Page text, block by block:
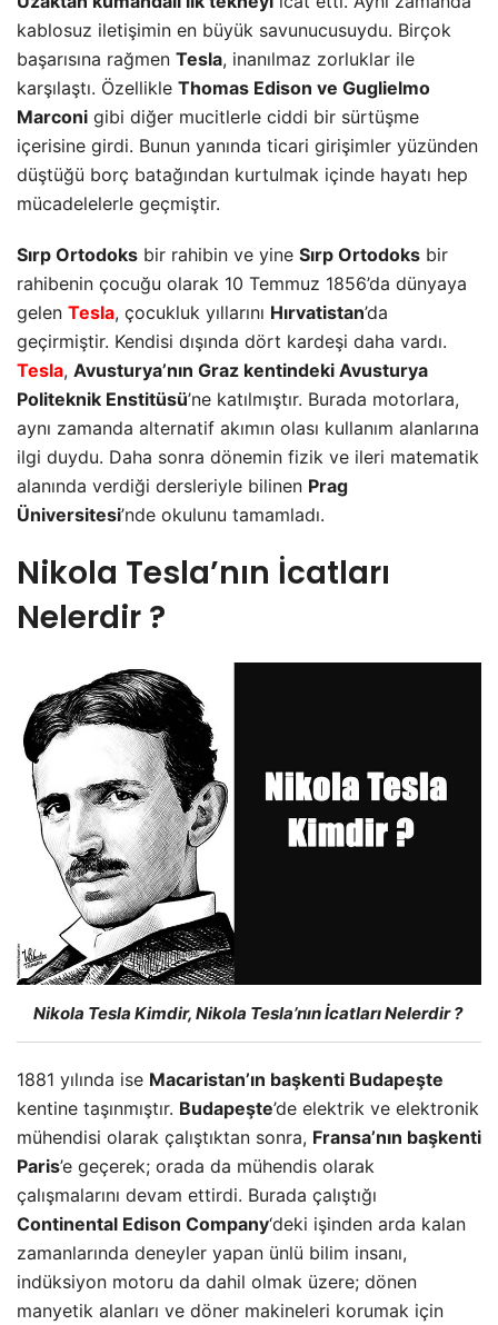
kablosuz iletişimin en büyük savunucusuydu. Birçok
başarısına rağmen Tesla, inanılmaz zorluklar ile
karşılaştı. Özellikle Thomas Edison ve Guglielmo
Marconi gibi diğer mucitlerle ciddi bir sürtüşme
içerisine girdi. Bunun yanında ticari girişimler yüzünden
düştüğü borç batağından kurtulmak içinde hayatı hep
mücadelelerle geçmiştir.
Sırp Ortodoks bir rahibin ve yine Sırp Ortodoks bir
rahibenin çocuğu olarak 10 Temmuz 1856’da dünyaya
gelen Tesla, çocukluk yıllarını Hırvatistan’da
geçirmiştir. Kendisi dışında dört kardeşi daha vardı.
Tesla, Avusturya’nın Graz kentindeki Avusturya
Politeknik Enstitüsü’ne katılmıştır. Burada motorlara,
aynı zamanda alternatif akımın olası kullanım alanlarına
ilgi duydu. Daha sonra dönemin fizik ve ileri matematik
alanında verdiği dersleriyle bilinen Prag
Üniversitesi’nde okulunu tamamladı.
Nikola Tesla’nın İcatları
Nelerdir ?
Nikola Tesla Kimdir, Nikola Tesla’nın İcatları Nelerdir ?
1881 yılında ise Macaristan’ın başkenti Budapeşte
kentine taşınmıştır. Budapeşte’de elektrik ve elektronik
mühendisi olarak çalıştıktan sonra, Fransa’nın başkenti
Paris’e geçerek; orada da mühendis olarak
çalışmalarını devam ettirdi. Burada çalıştığı
Continental Edison Company‘deki işinden arda kalan
zamanlarında deneyler yapan ünlü bilim insanı,
indüksiyon motoru da dahil olmak üzere; dönen
manyetik alanları ve döner makineleri korumak için